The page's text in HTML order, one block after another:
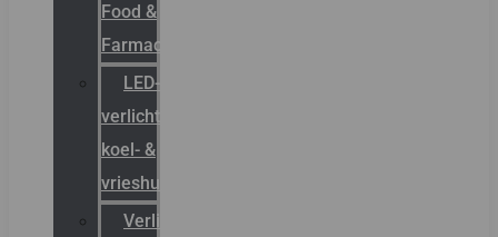
Food &
Farmacie
LED-
verlichting
koel- &
vrieshuizen
Verlichting